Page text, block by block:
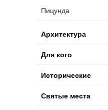
Пицунда
Архитектура
Для кого
Исторические
Святые места